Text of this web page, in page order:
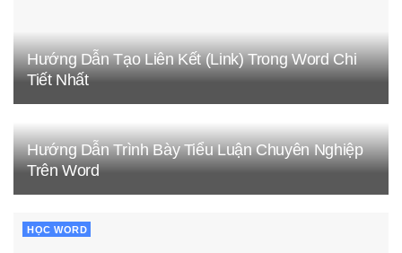
Hướng Dẫn Tạo Liên Kết (Link) Trong Word Chi
Tiết Nhất
Hướng Dẫn Trình Bày Tiểu Luận Chuyên Nghiệp
Trên Word
HỌC WORD